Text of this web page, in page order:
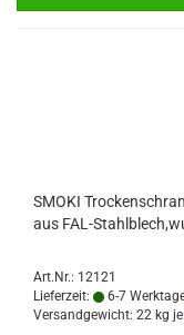
SMOKI
aus FAL-
Art.Nr.: 12121
Lieferzeit:
6-7
Versandgewicht: 22 kg